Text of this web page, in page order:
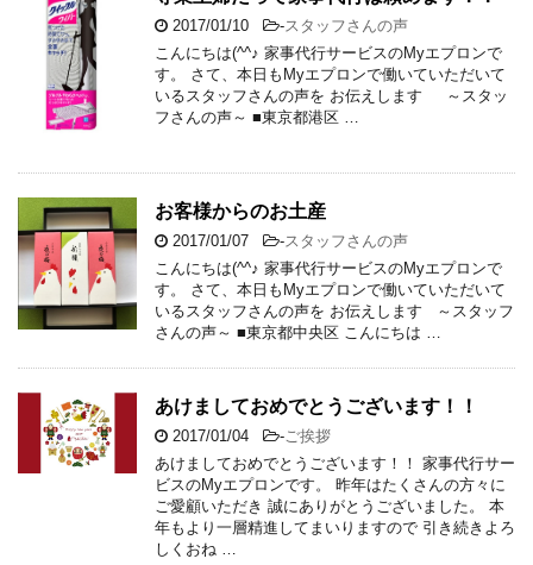
2017/01/10 -スタッフさんの声
こんにちは(^^♪ 家事代行サービスのMyエプロンで
す。 さて、本日もMyエプロンで働いていただいて
いるスタッフさんの声を お伝えします ～スタッ
フさんの声～ ■東京都港区 …
お客様からのお土産
2017/01/07 -スタッフさんの声
こんにちは(^^♪ 家事代行サービスのMyエプロンで
す。 さて、本日もMyエプロンで働いていただいて
いるスタッフさんの声を お伝えします ～スタッフ
さんの声～ ■東京都中央区 こんにちは …
あけましておめでとうございます！！
2017/01/04 - ご挨拶
あけましておめでとうございます！！ 家事代行サー
ビスのMyエプロンです。 昨年はたくさんの方々に
ご愛顧いただき 誠にありがとうございました。 本
年もより一層精進してまいりますので 引き続きよろ
しくおね …